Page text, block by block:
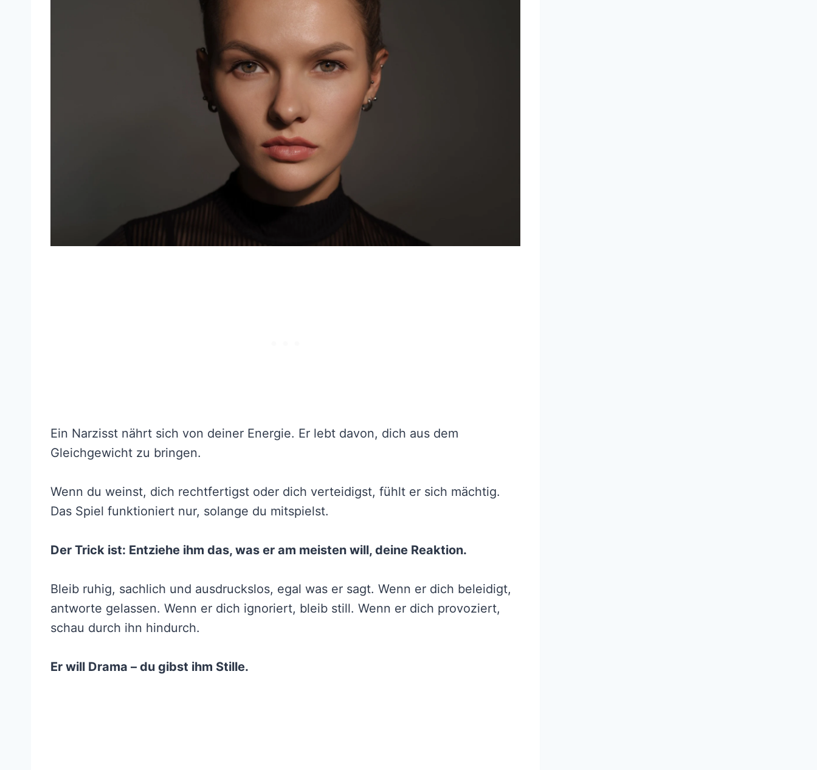
Ein Narzisst nährt sich von deiner Energie. Er lebt davon, dich aus dem
Gleichgewicht zu bringen.
Wenn du weinst, dich rechtfertigst oder dich verteidigst, fühlt er sich mächtig.
Das Spiel funktioniert nur, solange du mitspielst.
Der Trick ist: Entziehe ihm das, was er am meisten will, deine Reaktion.
Bleib ruhig, sachlich und ausdruckslos, egal was er sagt. Wenn er dich beleidigt,
antworte gelassen. Wenn er dich ignoriert, bleib still. Wenn er dich provoziert,
schau durch ihn hindurch.
Er will Drama – du gibst ihm Stille.